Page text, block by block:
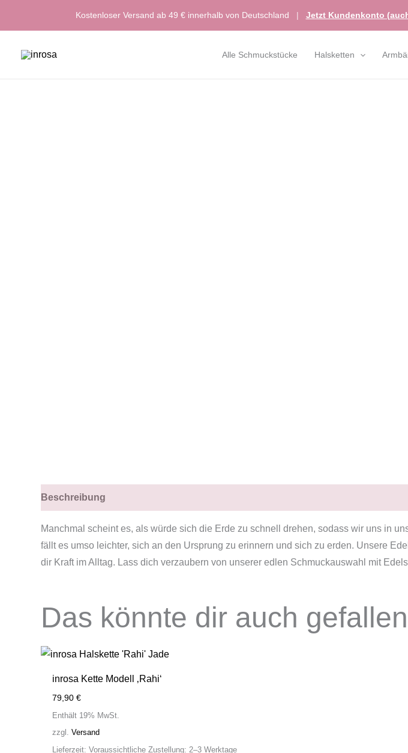
Kostenloser Versand ab 49 € innerhalb von Deutschland | Jetzt Kundenkonto
Alle Schmuckstücke Halsketten
Beschreibung
Manchmal scheint es, als würde sich die Erde zu schnell drehen, sodass wir uns in
fällt es umso leichter, sich an den Ursprung zu erinnern und sich zu erden. Unsere
dir Kraft im Alltag. Lass dich verzaubern von unserer edlen Schmuckauswahl mit
Das könnte dir auch
inrosa Kette Modell ‚Rahi‘
79,90€
Enthält 19% MwSt.
zzgl.Versand
Lieferzeit: Voraussichtliche Zustellung: 2–3 Werktage